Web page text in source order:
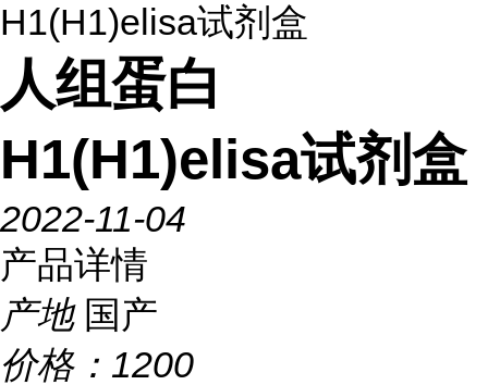
H1(H1)elisa试剂盒
人组蛋白
H1(H1)elisa试剂盒
2022-11-04
产品详情
产地 国产
价格： 1200